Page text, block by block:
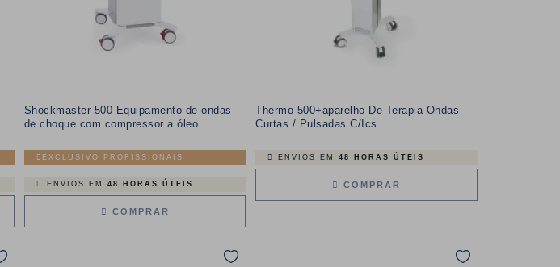
Shockmaster 500 Equipamento de ondas
de choque com compressor a óleo
EXCLUSIVO PROFISSIONAIS
ENVIOS EM 48 HORAS ÚTEIS
COMPRAR
Thermo 500+aparelho De Terapia Ondas
Curtas / Pulsadas C/Ics
ENVIOS EM48 HORAS ÚTEIS
COMPRAR